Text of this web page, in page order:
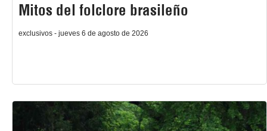
Mitos del folclore brasileño
exclusivos - jueves 6 de agosto de 2026